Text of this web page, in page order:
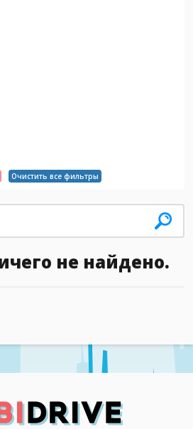
Очистить все фильтры
не найдено.